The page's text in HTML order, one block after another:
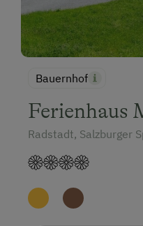
Bauernhof
Ferienhaus
Radstadt, Salzburger